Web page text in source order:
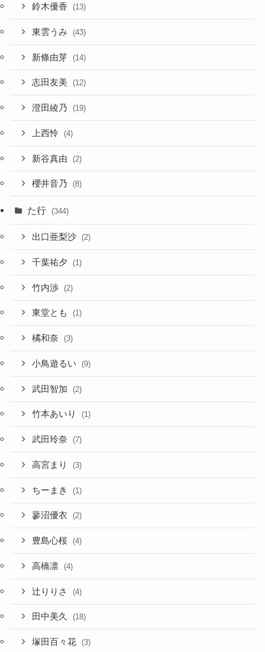
鈴木優香 (13)
東雲うみ (43)
新條由芽 (14)
志田友美 (12)
澄田綾乃 (19)
上西怜 (4)
新谷真由 (2)
櫻井音乃 (8)
た行 (344)
出口亜梨沙 (2)
千葉祐夕 (1)
竹内渉 (2)
東堂とも (1)
橘和奈 (3)
小鳥遊るい (9)
武田智加 (2)
竹本あいり (1)
武田玲奈 (7)
高宮まり (3)
ちーまき (1)
蓼沼優衣 (2)
豊島心桜 (4)
高橋凛 (4)
辻りりさ (4)
田中美久 (18)
塚田百々花 (3)